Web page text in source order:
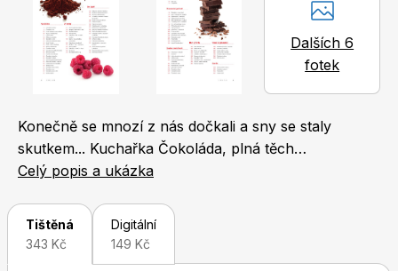
Naše krásná zahrada
Chip
LEGO® časopisy
Dalších 6
fotek
Konečně se mnozí z nás dočkali a sny se staly
skutkem... Kuchařka Čokoláda, plná těch
nejbáječnějších a nejlahodnějších receptů a obsahuje
vyzkoušeli v redakční kuchyni časopisu Apetit.
Najdete v ní čokoládu ve všech podobách. Koláče,
dorty, dezerty, pralinky a krémy, čokoláda na lžičku i
Celý popis a ukázka
Tištěná
343 Kč
Digitální
149 Kč